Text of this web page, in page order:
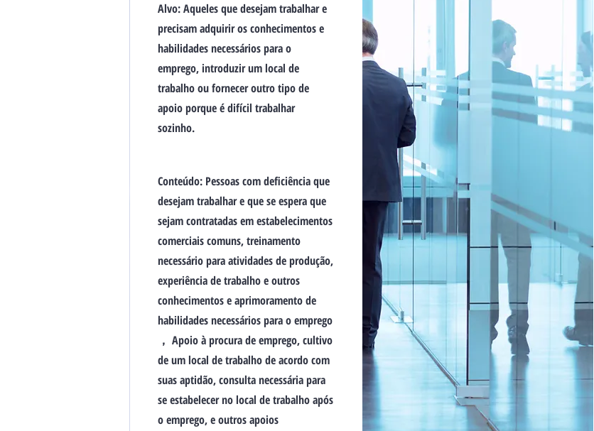
Alvo: Aqueles que desejam trabalhar e
precisam adquirir os conhecimentos e
habilidades necessários para o
emprego, introduzir um local de
trabalho ou fornecer outro tipo de
apoio porque é difícil trabalhar
sozinho.
Conteúdo: Pessoas com deficiência que
desejam trabalhar e que se espera que
sejam contratadas em estabelecimentos
comerciais comuns, treinamento
necessário para atividades de produção,
experiência de trabalho e outros
conhecimentos e aprimoramento de
habilidades necessários para o emprego
， Apoio à procura de emprego, cultivo
de um local de trabalho de acordo com
suas aptidão, consulta necessária para
se estabelecer no local de trabalho após
o emprego, e outros apoios